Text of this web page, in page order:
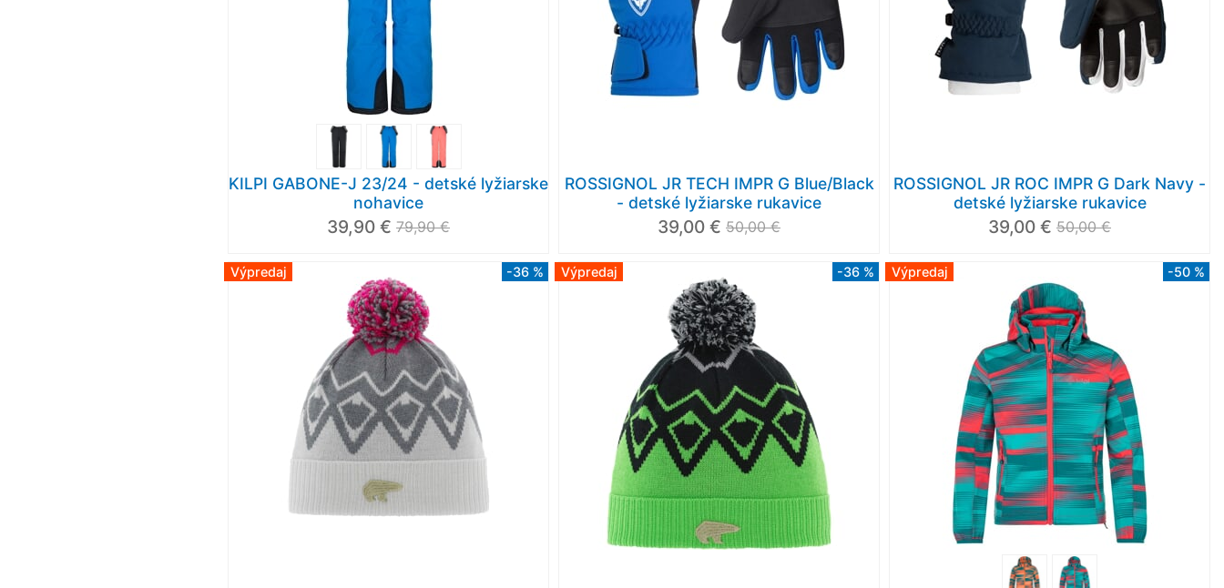
KILPI GABONE-J 23/24 - detské lyžiarske
nohavice
39,90 € 79,90 €
ROSSIGNOL JR TECH IMPR G Blue/Black
- detské lyžiarske rukavice
39,00 € 50,00 €
ROSSIGNOL JR ROC IMPR G Dark Navy -
detské lyžiarske rukavice
39,00 € 50,00 €
Výpredaj -36 % Výpredaj -36 % Výpredaj -50 %